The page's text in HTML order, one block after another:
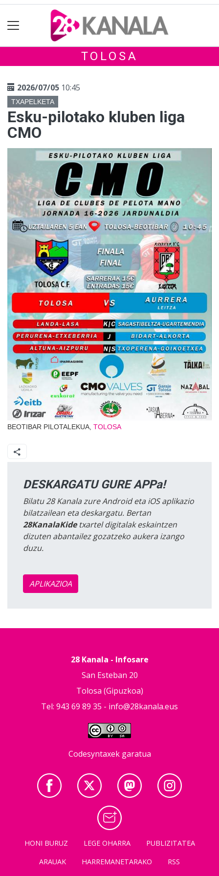
TOLOSA
2026/07/05 10:45
TXAPELKETA
Esku-pilotako kluben liga
CMO
BEOTIBAR PILOTALEKUA, TOLOSA
DESKARGATU GURE APPa!
Bilatu 28 Kanala zure Android eta iOS aplikazio
bilatzailean eta deskargatu. Bertan
28KanalaKidetxartel digitalak eskaintzen
dizuten abantailez gozatzeko aukera izango
duzu.
APLIKAZIOA
28 Kanala - Infosare
San Esteban 20
Tolosa (Gipuzkoa)
Tel: 943 69 89 35 - info@28kanala.eus
Codesyntaxek garatua
HONI BURUZ LEGE OHARRA
PUBLIZITATEA
ARAUAK
HARREMANETARAKO RSS